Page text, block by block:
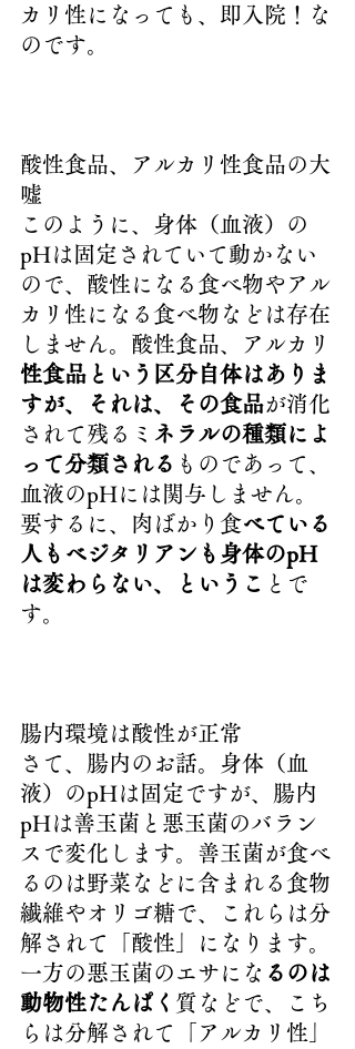
カリ性になっても、即入院！な
のです。
酸性食品、アルカリ性食品の大
嘘
このように、身体（血液）の
pHは固定されていて動かない
ので、酸性になる食べ物やアル
カリ性になる食べ物などは存在
しません。酸性食品、アルカリ
性食品という区分自体はありま
すが、それは、その食品が消化
されて残るミ ネラルの種類によ
って分類される ものであって、
血液のpHには関与しません。
要するに、肉ばかり食べている
人もベジタリアンも身体のpH
は変わらない、というこ とで
す。
腸内環境は酸性が正常
さて、腸内のお話。身体（血
液）のpHは固定ですが、腸内
pHは善玉菌と悪玉菌のバラン
スで変化します。善玉菌が食べ
るのは野菜などに含まれる食物
繊維やオリゴ糖で、これらは分
解されて「酸性」になります。
一方の悪玉菌のエサにな るのは
動物性たんぱく 質などで、こち
らは分解されて「アルカリ性」